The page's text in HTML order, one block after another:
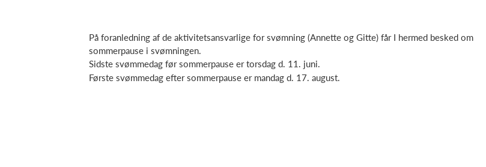
På foranledning af de aktivitetsansvarlige for svømning (Annette og Gitte) får I hermed besked om
sommerpause i svømningen.
Sidste svømmedag før sommerpause er torsdag d. 11. juni.
Første svømmedag efter sommerpause er mandag d. 17. august.